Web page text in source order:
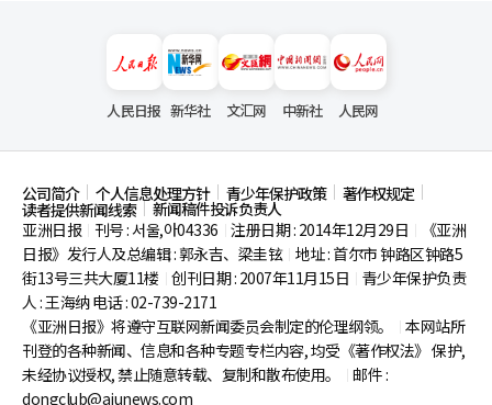
人民日报 新华社 文汇网 中新社 人民网
公司简介 个人信息处理方针 青少年保护政策 著作权规定
读者提供新闻线索
新闻稿件投诉负责人
亚洲日报
刊号 : 서울,아04336 注册日期 : 2014年12月29日
《亚洲
日报》发行人及总编辑 : 郭永吉、梁圭铉 地址 : 首尔市钟路区钟路5
街13号三共大厦11楼 创刊日期 : 2007年11月15日
青少年保护负责
人 : 王海纳 电话 : 02-739-2171
《亚洲日报》将遵守互联网新闻委员会制定的伦理纲领。
本网站所
刊登的各种新闻、信息和各种专题专栏内容, 均受《著作权法》 保护,
未经协议授权, 禁止随意转载、复制和散布使用。
邮件 :
dongclub@ajunews.com